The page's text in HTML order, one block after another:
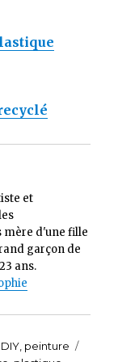
et
mère d'une fille
garçon de
ans.
DIY peinture